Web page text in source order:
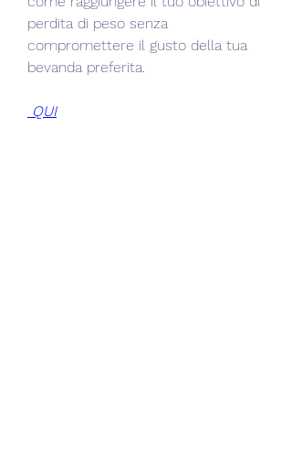
perdita di peso senza
compromettere il gusto della tua
bevanda preferita.
QUI